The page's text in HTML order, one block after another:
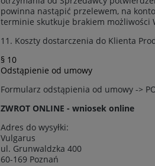
powinna nastąpić przelewem, na
terminie skutkuje brakiem możliwości
11. Koszty dostarczenia do Klienta
§ 10
Odstąpienie od umowy
Formularz odstąpienia od umowy ->
ZWROT ONLINE - wniosek online
Adres do wysyłki:
Vulgarus
ul. Grunwaldzka 400
60-169 Poznań